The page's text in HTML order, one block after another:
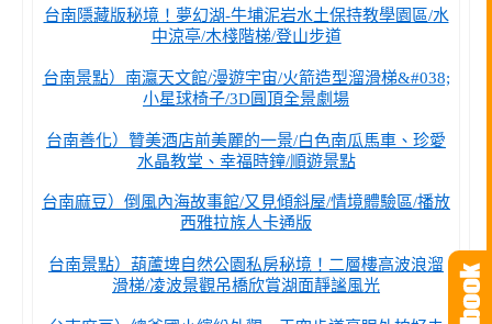
台南隱藏版秘境！夢幻湖-牛埔泥岩水土保持教學園區/水
中涼亭/木棧階梯/登山步道
台南景點）南瀛天文館/漫遊宇宙/火箭造型溜滑梯&#038;
小星球椅子/3D圓頂全景劇場
台南善化）贊美酒店前美麗的一景/白色南瓜馬車、珍愛
水晶教堂、幸福時鐘/順遊景點
台南麻豆）倒風內海故事館/又見傾斜屋/情境體驗區/播放
西雅拉族人卡通版
台南景點）葫蘆埤自然公園私房秘境！二層樓高波浪溜
滑梯/凌波景觀吊橋欣賞湖面靜謐風光